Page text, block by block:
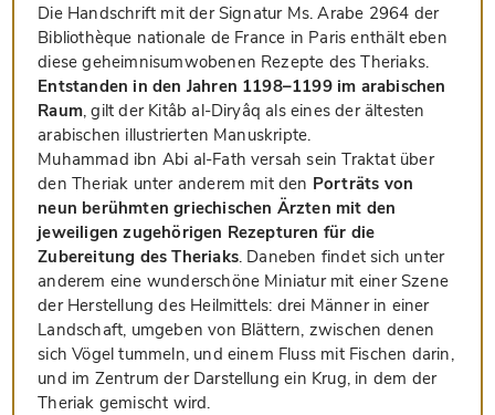
Die Handschrift mit der Signatur Ms. Arabe 2964 der
Bibliothèque nationale de France in Paris enthält eben
diese geheimnisumwobenen Rezepte des Theriaks.
Entstanden in den Jahren 1198–1199 im arabischen
Raum, gilt der Kitâb al-Diryâq als eines der ältesten
arabischen illustrierten Manuskripte.
Muhammad ibn Abi al-Fath versah sein Traktat über
den Theriak unter anderem mit den Porträts von
neun berühmten griechischen Ärzten mit den
jeweiligen zugehörigen Rezepturen für die
Zubereitung des Theriaks. Daneben findet sich unter
anderem eine wunderschöne Miniatur mit einer Szene
der Herstellung des Heilmittels: drei Männer in einer
Landschaft, umgeben von Blättern, zwischen denen
sich Vögel tummeln, und einem Fluss mit Fischen darin,
und im Zentrum der Darstellung ein Krug, in dem der
Theriak gemischt wird.